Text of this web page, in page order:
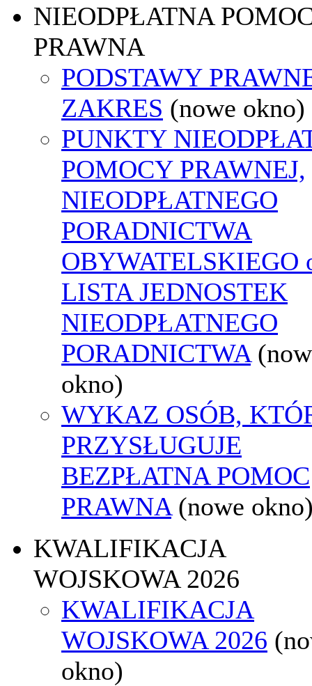
NIEODPŁATNA
PRAWNA
PODSTAWY
ZAKRES (nowe okno)
PUNKTY
POMOCY PRAWNEJ,
NIEODPŁATNEGO
PORADNICTWA
OBYWATELSKIEGO
LISTA JEDNOSTEK
NIEODPŁATNEGO
PORADNICTWA
okno)
WYKAZ OSÓB,
PRZYSŁUGUJE
BEZPŁATNA POMOC
PRAWNA (nowe
KWALIFIKACJA
WOJSKOWA 2026
KWALIFIKACJA
WOJSKOWA 2026
okno)